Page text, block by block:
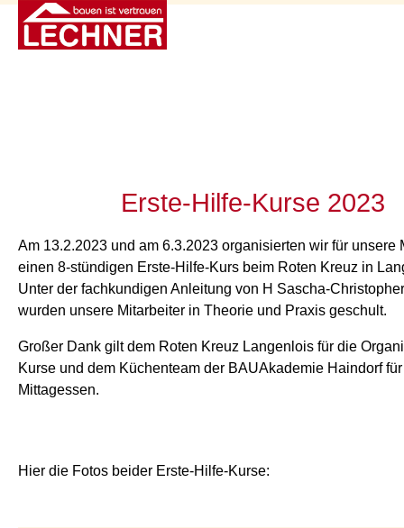
Erste-Hilfe-Kurse 2023
Am 13.2.2023 und am 6.3.2023 organisierten wir für unsere
einen 8-stündigen Erste-Hilfe-Kurs beim Roten Kreuz in
Unter der fachkundigen Anleitung von H Sascha-
wurden unsere Mitarbeiter in Theorie und Praxis geschult.
Großer Dank gilt dem Roten Kreuz Langenlois für die
Kurse und dem Küchenteam der BAUAkademie Haindorf
Mittagessen.
Hier die Fotos beider Erste-Hilfe-Kurse: